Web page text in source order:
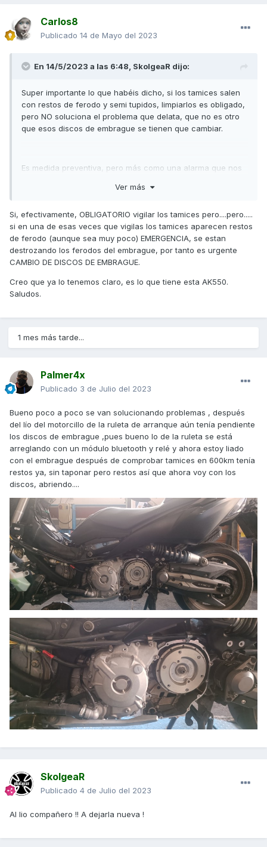
Carlos8
Publicado 14 de Mayo del 2023
En 14/5/2023 a las 6:48, SkolgeaR dijo:
Super importante lo que habéis dicho, si los tamices salen
con restos de ferodo y semi tupidos, limpiarlos es obligado,
pero NO soluciona el problema que delata, que no es otro
que esos discos de embrague se tienen que cambiar.
Es medida preventiva, pero más como una alarma que nos
Cambiar ACEITE y FILTRO Moto | Revisar TAMICES | Kymco
AK550 | Embrague
Ver más
Si, efectivamente, OBLIGATORIO vigilar los tamices pero....pero.....
si en una de esas veces que vigilas los tamices aparecen restos
de ferodo (aunque sea muy poco) EMERGENCIA, se estan
destrozando los ferodos del embrague, por tanto es urgente
CAMBIO DE DISCOS DE EMBRAGUE.
Creo que ya lo tenemos claro, es lo que tiene esta AK550.
Saludos.
1 mes más tarde...
Palmer4x
Publicado 3 de Julio del 2023
Bueno poco a poco se van solucionando problemas , después
del lío del motorcillo de la ruleta de arranque aún tenía pendiente
los discos de embrague ,pues bueno lo de la ruleta se está
arreglando con un módulo bluetooth y relé y ahora estoy liado
con el embrague después de comprobar tamices en 600km tenía
restos ya, sin taponar pero restos así que ahora voy con los
discos, abriendo....
SkolgeaR
Publicado 4 de Julio del 2023
Al lio compañero !! A dejarla nueva !